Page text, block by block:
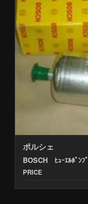
ポルシェ
BOSCH ﾋｭｰｴﾙﾎﾟﾝﾌﾟ
PRICE